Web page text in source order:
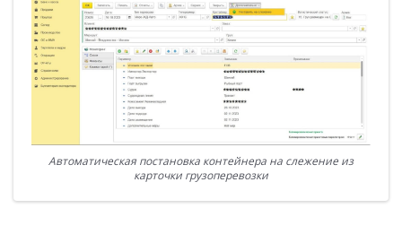
Автоматическая постановка контейнера на слежение из
карточки грузоперевозки